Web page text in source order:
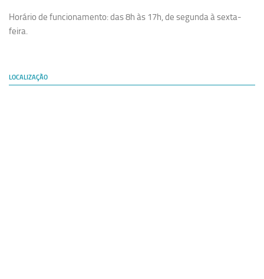
Horário de funcionamento: das 8h às 17h, de segunda à sexta-
feira.
LOCALIZAÇÃO